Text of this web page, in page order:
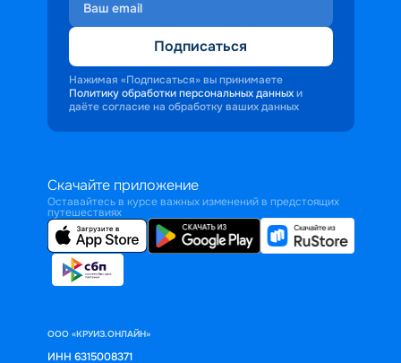
Подписаться
Нажимая «Подписаться» вы принимаете
Политику обработки персональных данных и
даёте согласие на обработку ваших данных
Скачайте приложение
Оставайтесь в курсе важных изменений в предстоящих
путешествиях
ООО «КРУИЗ.ОНЛАЙН»
ИНН 6315008371